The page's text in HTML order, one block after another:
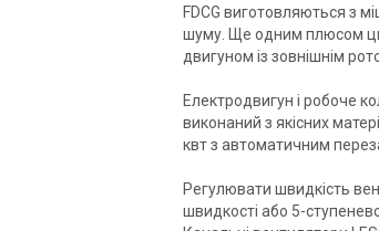
FDCG виготовляються з
шуму. Ще одним плюсом
двигуном із зовнішнім
Електродвигун і робоче
виконаний з якісних
квт з автоматичним
Регулювати швидкість
швидкості або 5-